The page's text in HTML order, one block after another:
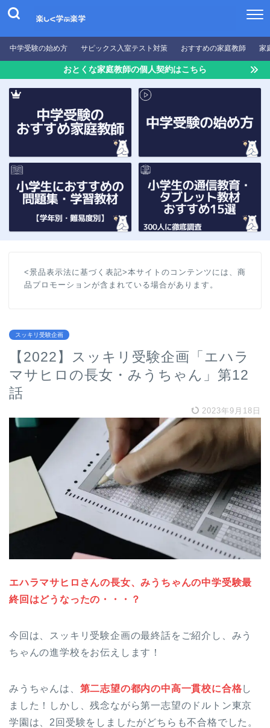
中学受験の始め方 サピックス入室テスト対策 おすすめの家庭教師 家
おとくな家庭教師の個人契約はこちら
<景品表示法に基づく表記>本サイトのコンテンツには、商
品プロモーションが含まれている場合があります。
スッキリ受験企画
【2022】スッキリ受験企画「エハラ
マサヒロの長女・みうちゃん」第12
話
2023年9月18日
エハラマサヒロさんの長女、みうちゃんの中学受験最
終回はどうなったの・・・？
今回は、スッキリ受験企画の最終話をご紹介し、みう
ちゃんの進学校をお伝えします！
みうちゃんは、 第二志望の都内の中高一貫校に合格し
ました！しかし、残念ながら第一志望のドルトン東京
学園は、2回受験をしましたがどちらも不合格でした。